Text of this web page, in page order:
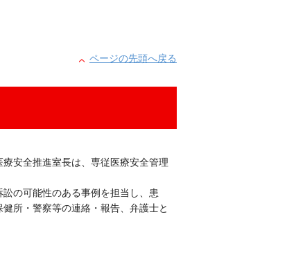
ページの先頭へ戻る
安全推進室長は、専従医療安全管理
の可能性のある事例を担当し、患
所・警察等の連絡・報告、弁護士と